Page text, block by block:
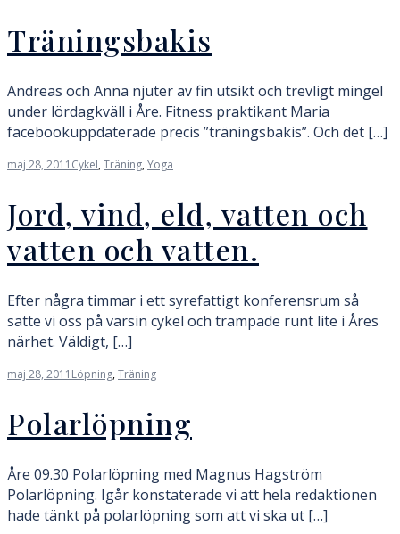
Träningsbakis
Andreas och Anna njuter av fin utsikt och trevligt mingel
under lördagkväll i Åre. Fitness praktikant Maria
facebookuppdaterade precis ”träningsbakis”. Och det […]
maj 28, 2011 Cykel,Träning,Yoga
Jord, vind, eld, vatten och
vatten och vatten.
Efter några timmar i ett syrefattigt konferensrum så
satte vi oss på varsin cykel och trampade runt lite i Åres
närhet. Väldigt, […]
maj 28, 2011 Löpning,Träning
Polarlöpning
Åre 09.30 Polarlöpning med Magnus Hagström
Polarlöpning. Igår konstaterade vi att hela redaktionen
hade tänkt på polarlöpning som att vi ska ut […]